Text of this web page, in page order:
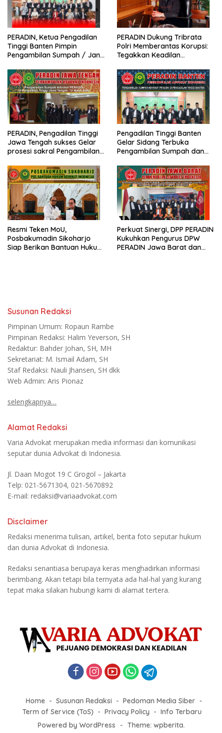
PERADIN, Ketua Pengadilan
Tinggi Banten Pimpin
Pengambilan Sumpah / Janji
PERADIN Dukung Tribrata
Polri Memberantas Korupsi:
Tegakkan Keadilan
Justitia Ruat Caelum
PERADIN, Pengadilan Tinggi
Jawa Tengah sukses Gelar
prosesi sakral Pengambilan
Pengadilan Tinggi Banten
Gelar Sidang Terbuka
Pengambilan Sumpah dan
Resmi Teken MoU,
Posbakumadin Sikoharjo
Siap Berikan Bantuan Hukum
Perkuat Sinergi, DPP PERADIN
Kukuhkan Pengurus DPW
PERADIN Jawa Barat dan
Susunan Redaksi
Pimpinan Umum: Ropaun Rambe
Pimpinan Redaksi: Halim Yeverson, SH
Redaktur: Bahder Johan, SH, MH
Sekretariat: M. Ismail Adam, SH
Staf Redaksi: Nauli Jhansen, SH dkk
Web Admin: Aris Pionaz
selengkapnya…
Alamat Redaksi
Varia Advokat merupakan media informasi dan komunikasi
seputar dunia Advokat di Indonesia.
Jl. Daan Mogot 19 C Grogol – Jakarta
Telp: 021-5671304, 021-5670892
E-mail: redaksi@variaadvokat.com
Disclaimer
Redaksi menerima tulisan, artikel, berita foto seputar hukum
dan dunia Advokat di Indonesia.
Redaksi senantiasa berupaya keras menghadirkan informasi
berimbang. Akan tetapi bila ternyata ada hal-hal yang kurang
tepat maka silakan hubungi kami di alamat tertera.
Home Susunan Redaksi
Pedoman Media Siber
Term of Service (ToS)
Privacy Policy
Info Terbaru
Powered by WordPress
- Theme: wpberita.